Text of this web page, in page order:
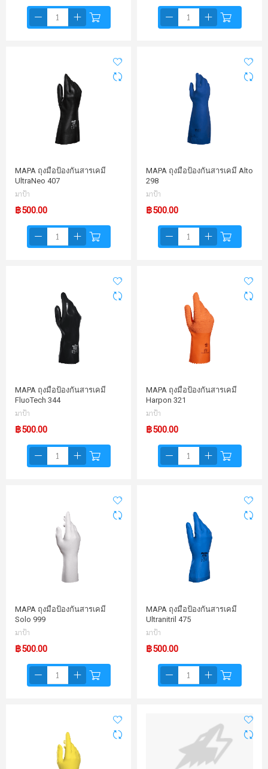
MAPA ถุงมือป้องกันสารเคมี
UltraNeo 407
มาป้า
฿500.00
MAPA ถุงมือป้องกันสารเคมี Alto
298
มาป้า
฿500.00
MAPA ถุงมือป้องกันสารเคมี
FluoTech 344
มาป้า
฿500.00
MAPA ถุงมือป้องกันสารเคมี
Harpon 321
มาป้า
฿500.00
MAPA ถุงมือป้องกันสารเคมี
Solo 999
มาป้า
฿500.00
MAPA ถุงมือป้องกันสารเคมี
Ultranitril 475
มาป้า
฿500.00